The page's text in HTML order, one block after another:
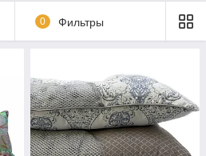
0 Фильтры